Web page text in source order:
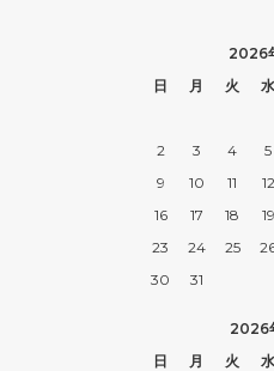
2026
日
月 火 水
2
3 4 5
9
10 11 12
16
17 18 19
23
24 25
30
31
2026
日
月 火 水